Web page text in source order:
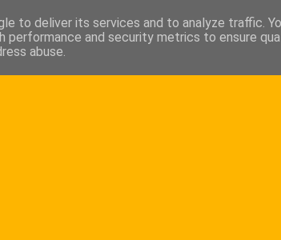
to deliver its services and to analyze traffic.
performance and security metrics to ensure
abuse.